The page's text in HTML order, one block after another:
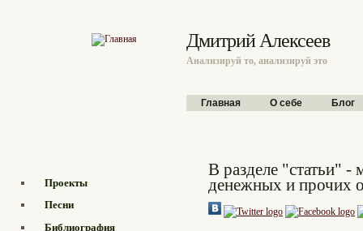
Дмитрий Алексеев
Анализируй то, анализируй это
Главное меню
Главная О себе Блог
Проекты
Песни
Библиография
В разделе "статьи" -
денежных и прочих